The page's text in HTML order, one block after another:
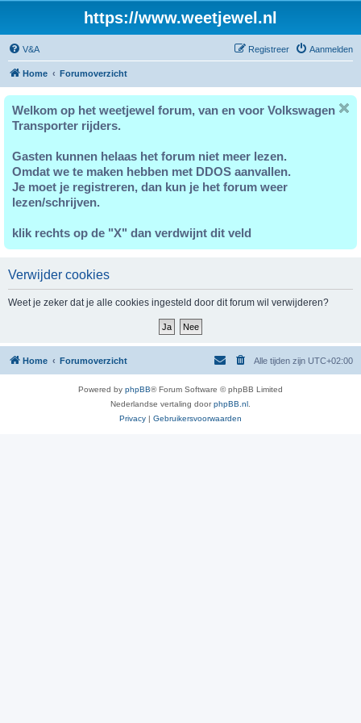
https://www.weetjewel.nl
V&A Aanmelden
Registreer
Home Forumoverzicht
Welkom op het weetjewel forum, van en voor Volkswagen
Transporter rijders.
Gasten kunnen helaas het forum niet meer lezen.
Omdat we te maken hebben met DDOS aanvallen.
Je moet je registreren, dan kun je het forum weer
lezen/schrijven.
klik rechts op de "X" dan verdwijnt dit veld
Verwijder cookies
Weet je zeker dat je alle cookies ingesteld door dit forum wil verwijderen?
Home Forumoverzicht Alle tijden zijn UTC+02:00
Powered by phpBB® Forum Software © phpBB Limited
Nederlandse vertaling doorphpBB.nl
Privacy | Gebruikersvoorwaarden